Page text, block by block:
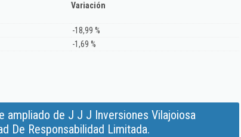
Variación
-18,99 %
-1,69 %
ampliado de J J J Inversiones Vilajoiosa
De Responsabilidad Limitada.